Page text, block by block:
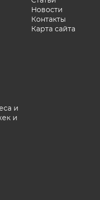
и
и
Новости
Контакты
Карта сайта